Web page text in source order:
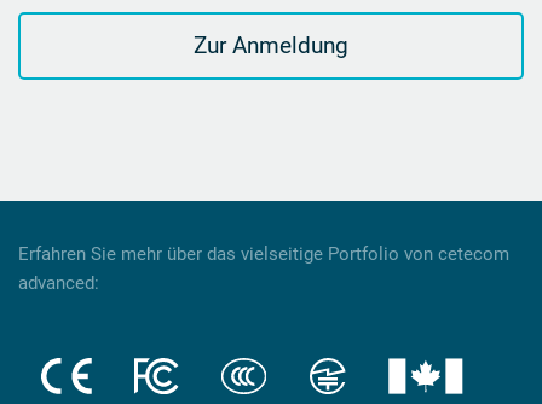
Zur Anmeldung
Erfahren Sie mehr über das vielseitige Portfolio von cetecom
advanced: